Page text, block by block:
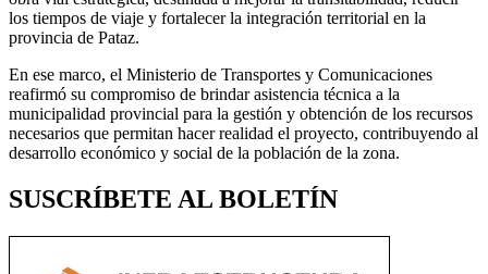
los tiempos de viaje y fortalecer la integración territorial en la
provincia de Pataz.
En ese marco, el Ministerio de Transportes y Comunicaciones
reafirmó su compromiso de brindar asistencia técnica a la
municipalidad provincial para la gestión y obtención de los recursos
necesarios que permitan hacer realidad el proyecto, contribuyendo al
desarrollo económico y social de la población de la zona.
SUSCRÍBETE AL BOLETÍN